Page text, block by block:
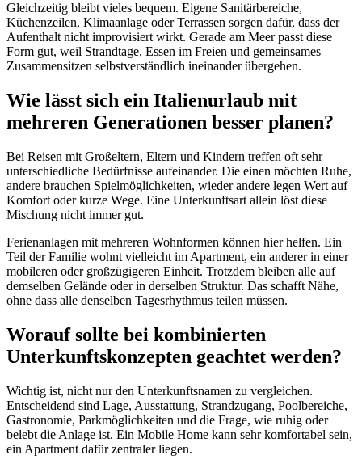
Gleichzeitig bleibt vieles bequem. Eigene Sanitärbereiche,
Küchenzeilen, Klimaanlage oder Terrassen sorgen dafür, dass der
Aufenthalt nicht improvisiert wirkt. Gerade am Meer passt diese
Form gut, weil Strandtage, Essen im Freien und gemeinsames
Zusammensitzen selbstverständlich ineinander übergehen.
Wie lässt sich ein Italienurlaub mit
mehreren Generationen besser planen?
Bei Reisen mit Großeltern, Eltern und Kindern treffen oft sehr
unterschiedliche Bedürfnisse aufeinander. Die einen möchten Ruhe,
andere brauchen Spielmöglichkeiten, wieder andere legen Wert auf
Komfort oder kurze Wege. Eine Unterkunftsart allein löst diese
Mischung nicht immer gut.
Ferienanlagen mit mehreren Wohnformen können hier helfen. Ein
Teil der Familie wohnt vielleicht im Apartment, ein anderer in einer
mobileren oder großzügigeren Einheit. Trotzdem bleiben alle auf
demselben Gelände oder in derselben Struktur. Das schafft Nähe,
ohne dass alle denselben Tagesrhythmus teilen müssen.
Worauf sollte bei kombinierten
Unterkunftskonzepten geachtet werden?
Wichtig ist, nicht nur den Unterkunftsnamen zu vergleichen.
Entscheidend sind Lage, Ausstattung, Strandzugang, Poolbereiche,
Gastronomie, Parkmöglichkeiten und die Frage, wie ruhig oder
belebt die Anlage ist. Ein Mobile Home kann sehr komfortabel sein,
ein Apartment dafür zentraler liegen.